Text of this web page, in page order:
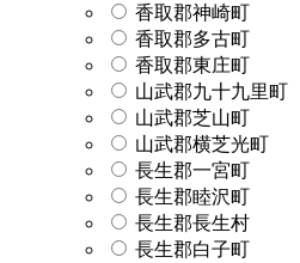
香取郡神崎町
香取郡多古町
香取郡東庄町
山武郡九十九里町
山武郡芝山町
山武郡横芝光町
長生郡一宮町
長生郡睦沢町
長生郡長生村
長生郡白子町